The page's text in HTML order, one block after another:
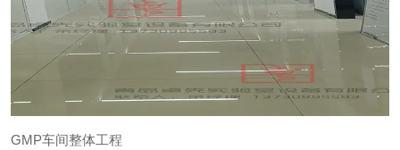
GMP车间整体工程
GMP车间整体工程